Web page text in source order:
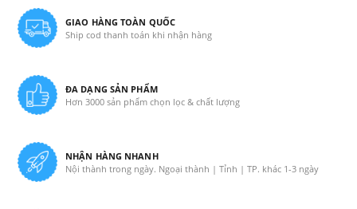
GIAO HÀNG TOÀN QUỐC
Ship cod thanh toán khi nhận hàng
ĐA DẠNG SẢN PHẨM
Hơn 3000 sản phẩm chọn lọc & chất lượng
NHẬN HÀNG NHANH
Nội thành trong ngày. Ngoại thành | Tỉnh | TP. khác 1-3 ngày